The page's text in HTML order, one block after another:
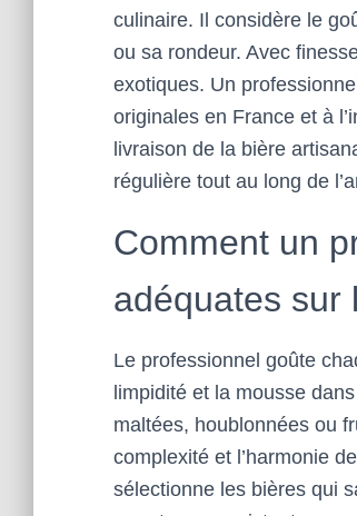
culinaire. Il considère le
ou sa rondeur. Avec
exotiques. Un
originales en France et à
livraison de la bière
régulière tout au long de
Comment un
adéquates sur
Le professionnel goûte
limpidité et la mousse
maltées, houblonnées ou
complexité et l’harmonie
sélectionne les bières qui